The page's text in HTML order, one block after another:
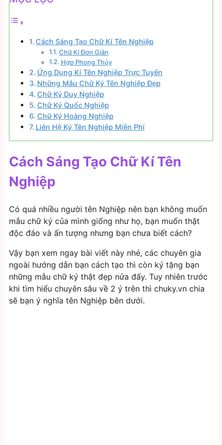
Cách Sáng Tạo Chữ Kí Tên Nghiệp
Chữ Kí Đơn Giản
Hợp Phong Thủy
Ứng Dụng Kí Tên Nghiệp Trực Tuyến
Những Mẫu Chữ Ký Tên Nghiệp Đẹp
Chữ Ký Duy Nghiệp
Chữ Ký Quốc Nghiệp
Chữ Ký Hoàng Nghiệp
Liên Hệ Ký Tên Nghiệp Miễn Phí
Cách Sáng Tạo Chữ Kí Tên
Nghiệp
Có quá nhiều người tên Nghiệp nên bạn không muốn
mẫu chữ ký của mình giống như họ, bạn muốn thật
độc đáo và ấn tượng nhưng bạn chưa biết cách?
Vậy bạn xem ngay bài viết này nhé, các chuyên gia
ngoài hướng dẫn bạn cách tạo thì còn ký tặng bạn
những mẫu chữ ký thật đẹp nửa đấy. Tuy nhiên trước
khi tìm hiểu chuyên sâu về 2 ý trên thì chuky.vn chia
sẽ bạn ý nghĩa tên Nghiệp bên dưới.